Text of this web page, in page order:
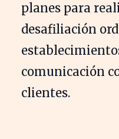
planes para
desafiliación
comunicación
clientes.